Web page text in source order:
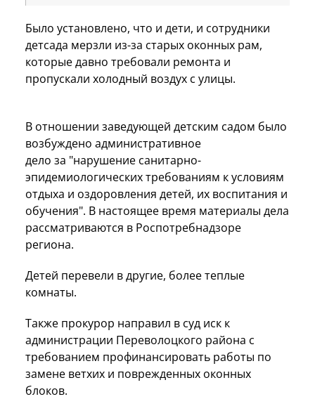
Было установлено, что и дети, и сотрудники
детсада мерзли из-за старых оконных рам,
которые давно требовали ремонта и
пропускали холодный воздух с улицы.
В отношении заведующей детским садом было
возбуждено административное
дело за "нарушение санитарно-
эпидемиологических требованиям к условиям
отдыха и оздоровления детей, их воспитания и
обучения". В настоящее время материалы дела
рассматриваются в Роспотребнадзоре
региона.
Детей перевели в другие, более теплые
комнаты.
Также прокурор направил в суд иск к
администрации Переволоцкого района с
требованием профинансировать работы по
замене ветхих и поврежденных оконных
блоков.